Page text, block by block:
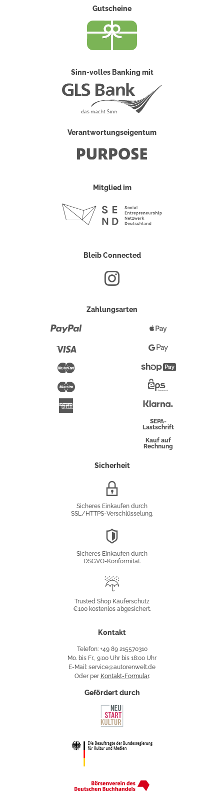
Gutscheine
Sinn-volles Banking mit
Verantwortungseigentum
Mitglied im
Bleib Connected
Zahlungsarten
Maestro
Pay
Google
Pay
Überweisung
SEPA-
Lastschrift
Kauf auf
Rechnung
Sicherheit
Sicheres Einkaufen durch
SSL/HTTPS-Verschlüsselung.
Sicheres Einkaufen durch
DSGVO-Konformität.
Käuferschutz
Trusted Shop Käuferschutz
€100 kostenlos abgesichert.
Kontakt
Telefon: +49 89 215570310
Mo. bis Fr., 9:00 Uhr bis 18:00 Uhr
E-Mail: service@autorenwelt.de
Oder per Kontakt-Formular.
Gefördert durch